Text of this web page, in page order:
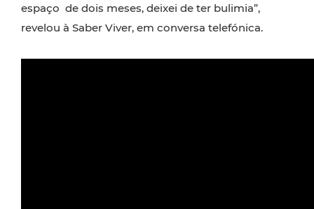
espaço de dois meses, deixei de ter bulimia”,
revelou à Saber Viver, em conversa telefónica.